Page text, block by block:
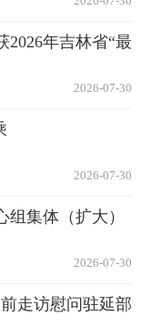
2026年吉林省“最
2026-07-30
2026-07-30
集体（扩大）
2026-07-30
走访慰问驻延部